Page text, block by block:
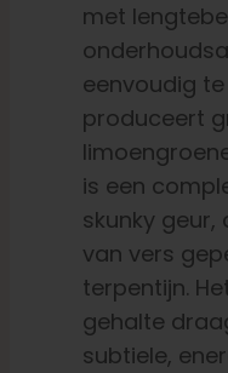
met
eenvoudig
produceert
is een
skunky
van vers
terpentijn.
gehalte
subtiele,